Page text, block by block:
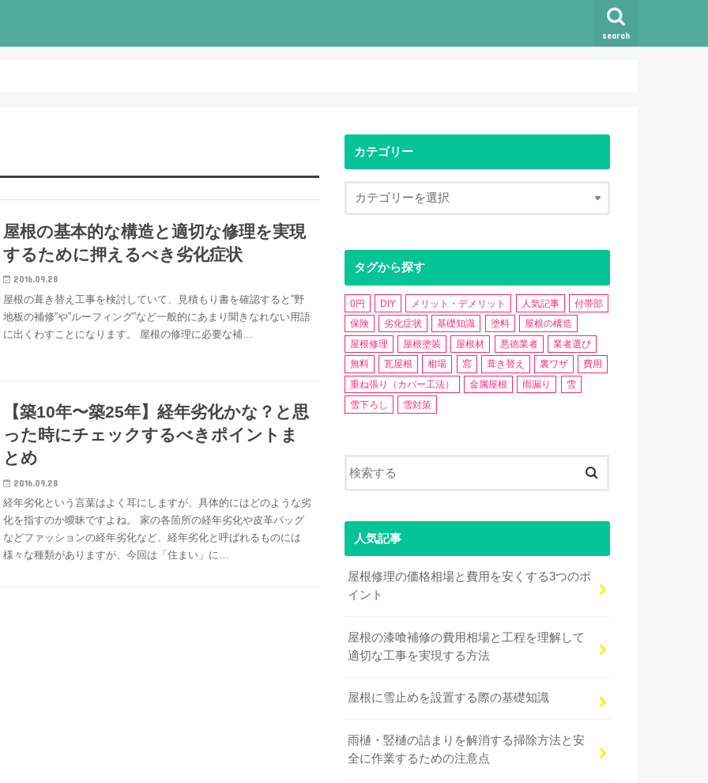
search
屋根の基本的な構造と適切な修理を実現
するために押えるべき劣化症状
2016.09.28
屋根の葺き替え工事を検討していて、見積もり書を確認すると”野
地板の補修”や”ルーフィング”など一般的にあまり聞きなれない用語
に出くわすことになります。 屋根の修理に必要な補…
【築10年〜築25年】経年劣化かな？と思
った時にチェックするべきポイントま
とめ
2016.09.28
経年劣化という言葉はよく耳にしますが、具体的にはどのような劣
化を指すのか曖昧ですよね。 家の各箇所の経年劣化や皮革バッグ
などファッションの経年劣化など、経年劣化と呼ばれるものには
様々な種類がありますが、今回は「住まい」に…
カテゴリー
タグから探す
0円 DIY メリット・デメリット 人気記事
付帯部
保険
劣化症状 基礎知識 塗料
屋根の構造
屋根修理
屋根塗装 屋根材 悪徳業者
業者選び
無料
瓦屋根 相場 窓 葺き替え 裏ワザ
費用
重ね張り（カバー工法）
金属屋根 雨漏り
雪
雪下ろし
雪対策
人気記事
屋根修理の価格相場と費用を安くする3つのポ
イント
屋根の漆喰補修の費用相場と工程を理解して
適切な工事を実現する方法
屋根に雪止めを設置する際の基礎知識
雨樋・竪樋の詰まりを解消する掃除方法と安
全に作業するための注意点